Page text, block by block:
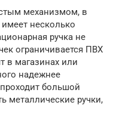
механизмом, в
несколько
ручка не
ограничивается ПВХ
в магазинах или
надежнее
большой
металлические ручки,